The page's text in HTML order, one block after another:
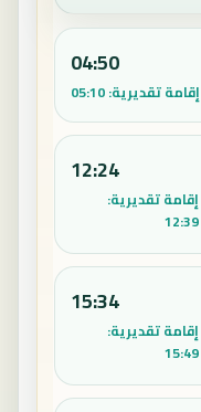
04:50
إقامة تقديرية:05:10
12:24
إقامة تقديرية:
12:39
15:34
إقامة تقديرية:
15:49